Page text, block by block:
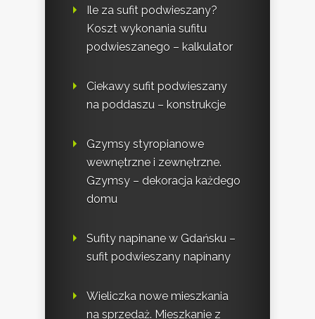
Ile za sufit podwieszany?
Koszt wykonania sufitu
podwieszanego – kalkulator
Ciekawy sufit podwieszany
na poddaszu – konstrukcje
Gzymsy styropianowe
wewnętrzne i zewnętrzne.
Gzymsy – dekoracja każdego
domu
Sufity napinane w Gdańsku –
sufit podwieszany napinany
Wieliczka nowe mieszkania
na sprzedaż. Mieszkanie z